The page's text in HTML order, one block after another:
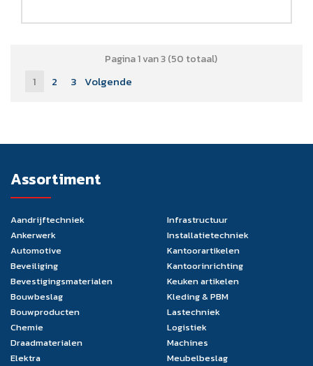
Pagina 1 van 3 (50 totaal)
1 2 3 Volgende
Assortiment
Aandrijftechniek
Ankerwerk
Automotive
Beveiliging
Bevestigingsmaterialen
Bouwbeslag
Bouwproducten
Chemie
Draadmaterialen
Elektra
Infrastructuur
Installatietechniek
Kantoorartikelen
Kantoorinrichting
Keuken artikelen
Kleding & PBM
Lastechniek
Logistiek
Machines
Meubelbeslag